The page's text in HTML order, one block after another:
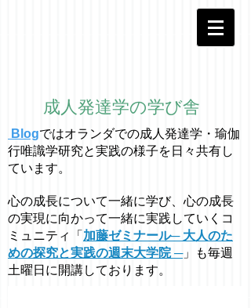
成人発達学の学び舎
Blogではオラ ンダでの成人発達学・ 瑜伽
行唯識学研究と実践の様子を日々共有し
ています。
心の成長について一緒に学び、心の成長
の実現に向かって一緒に実践していくコ
ミュニティ「 加藤ゼミナール─ 大人のた
めの探究と実践の週末大学院 ─」も毎週
土曜日に開講しております。